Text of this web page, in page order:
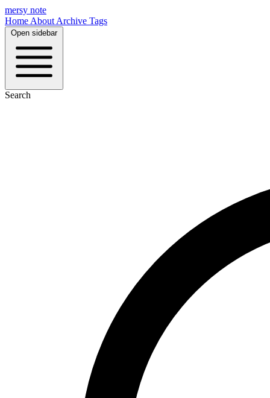
mersy note
Home About Archive Tags
Open sidebar
Search